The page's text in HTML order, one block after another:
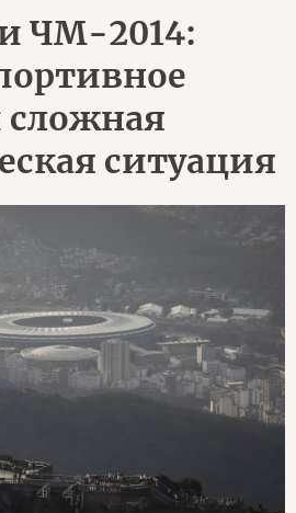
ЧМ-2014:
сложная
ситуация